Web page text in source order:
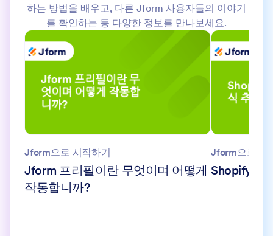
하는 방법을 배우고, 다른 Jform 사용자들의 이야기
를 확인하는 등 다양한 정보를 만나보세요.
Jform으로 시작하기
Jform 프리필이란 무엇이며 어떻게
작동합니까?
Jform으로 시
Shopify 스